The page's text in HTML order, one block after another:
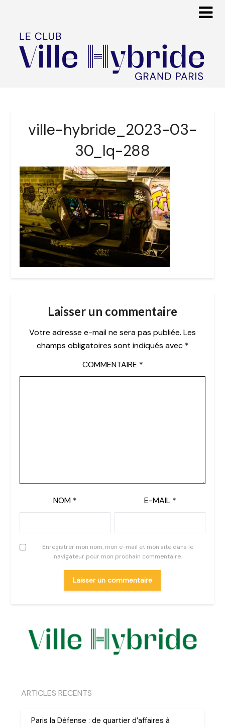
ville-hybride_2023-03-
30_lq-288
Laisser un commentaire
Votre adresse e-mail ne sera pas publiée. Les
champs obligatoires sont indiqués avec *
COMMENTAIRE *
NOM * E-MAIL *
Enregistrer mon nom, mon e-mail et mon site dans le
navigateur pour mon prochain commentaire.
ARTICLES RECENTS
Paris la Défense : de quartier d’affaires à